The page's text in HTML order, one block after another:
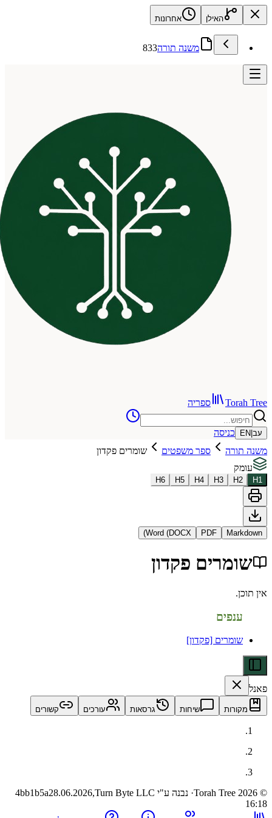
האילן אחרונות
משנה תורה833
ספריה
כניסה
ספר משפטים
שומרים פקדון
H3
H4
H5
H6
PDF
Word (DOCX)
פקדון
[פקדון]
שיחות גרסאות עורכים קשורים
· נבנה ע"י Turn Byte LLC 4bb1b5a28.06.2026,